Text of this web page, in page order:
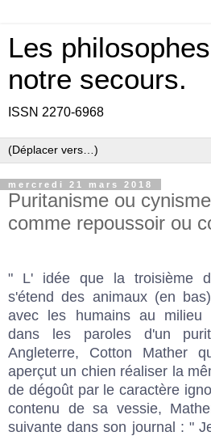
Les
notre secours.
ISSN 2270-6968
mercredi 21 mars 2018
Puritanisme ou
comme repoussoir ou
" L' idée que la troisième
s'étend des animaux (en
avec les humains au milieu
dans les paroles d'un
Angleterre, Cotton Mather
aperçut un chien réaliser la
de dégoût par le caractère
contenu de sa vessie,
suivante dans son journal : "